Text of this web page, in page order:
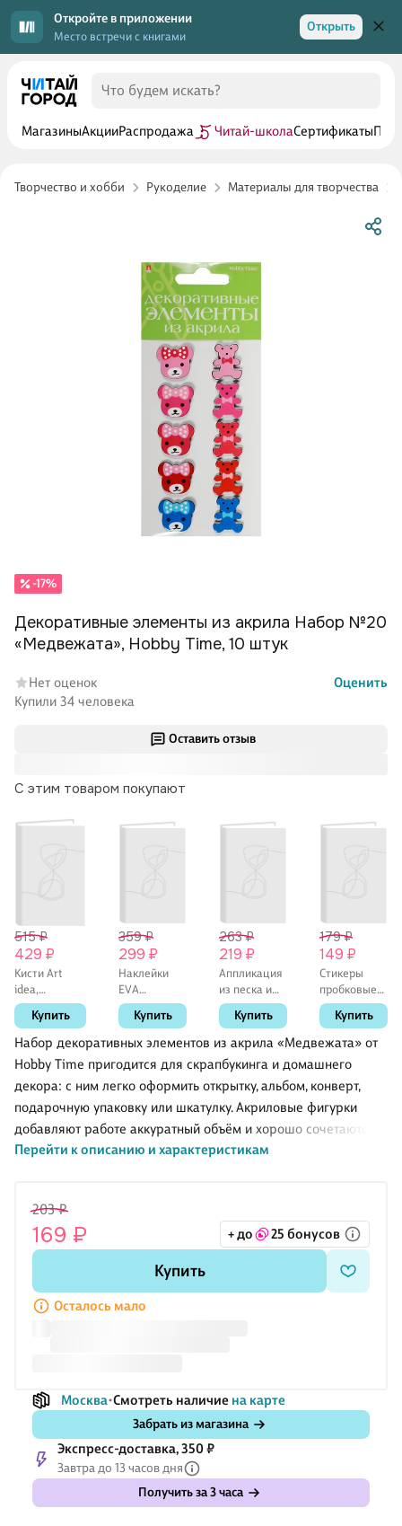
Откройте в приложении
Место встречи с книгами
Открыть
МагазиныАкцииРаспродажа Читай-школаСертификаты
Творчество и хобби Рукоделие Материалы для творчества
Оставить отзыв
Набор декоративных элементов из акрила «Медвежата» от
Hobby Time пригодится для скрапбукинга и домашнего
декора: с ним легко оформить открытку, альбом, конверт,
подарочную упаковку или шкатулку. Акриловые фигурки
добавляют работе аккуратный объём и хорошо сочетаются с
бумагой, картоном, лентами и вырубкой. В наборе 10
выбору (не входит в комплект) и создавайте тёплые,
«уютные» композиции.
Перейти к описанию и характеристикам
С этим товаром покупают
515 ₽
429 ₽
Кисти Art
idea,
синтетика,
плоские, 3
штуки
Купить
359 ₽
299 ₽
Наклейки
EVA
«Звездочки»
глиттер,
микс
цветов, 8 г
Купить
263 ₽
219 ₽
Аппликация
из песка и
цветной
фольги Три
Совы
"Лисенок", с
раскраской
Купить
179 ₽
149 ₽
Стикеры
пробковые
«Бабочки»
Купить
-17%
Декоративные элементы из акрила Набор №20
«Медвежата», Hobby Time, 10 штук
Нет оценок
Оценить
Купили 34 человека
203 ₽
169 ₽ + до 25 бонусов
Купить
Осталось мало
Москва Смотреть наличие на карте
Забрать из магазина
Экспресс-доставка, 350 ₽
Завтра до 13 часов дня
Получить за 3 часа